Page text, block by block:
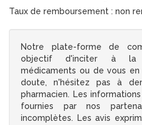
Taux de remboursement : non
Notre plate-forme de
objectif d'inciter à la
médicaments ou de vous en
doute, n'hésitez pas à
pharmacien. Les
fournies par nos
incomplètes. Les avis